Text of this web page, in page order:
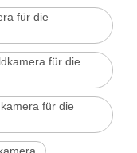
für die
für die
für die